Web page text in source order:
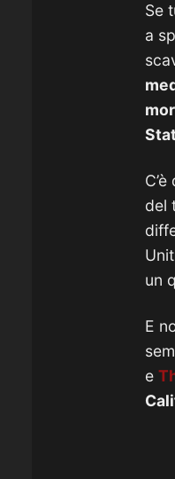
Se
a
del
un
E
e